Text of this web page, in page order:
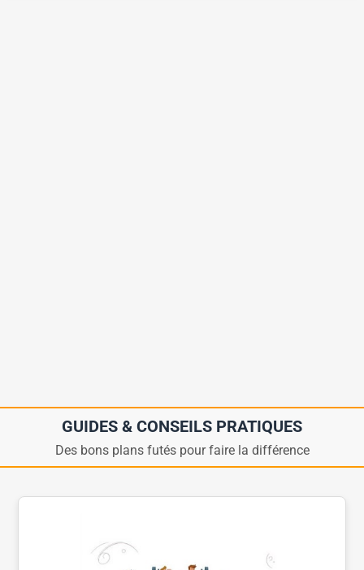
GUIDES & CONSEILS PRATIQUES
Des bons plans futés pour faire la différence